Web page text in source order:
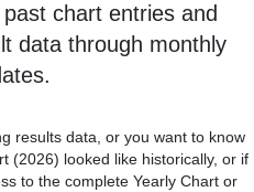
chart entries and
data through monthly
results data, or you want to know
(2026) looked like historically, or if
to the complete Yearly Chart or